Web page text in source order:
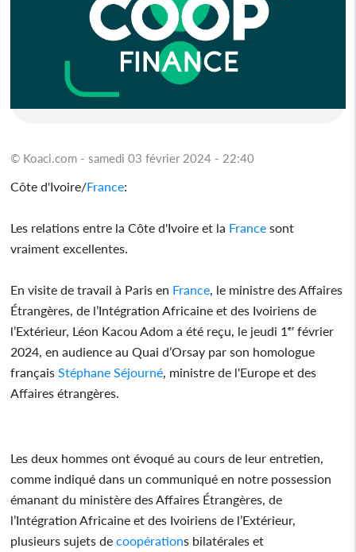
© Koaci.com - samedi 03 février 2024 - 22:40
Côte d'Ivoire/France:
Les relations entre la Côte d'Ivoire et la France sont
vraiment excellentes.
En visite de travail à Paris en France , le ministre des Affaires
Étrangères, de l’Intégration Africaine et des Ivoiriens de
l’Extérieur, Léon Kacou Adom a été reçu, le jeudi 1ᵉʳ février
2024, en audience au Quai d’Orsay par son homologue
français Stéphane Séjourné , ministre de l'Europe et des
Affaires étrangères.
Les deux hommes ont évoqué au cours de leur entretien,
comme indiqué dans un communiqué en notre possession
émanant du ministère des Affaires Étrangères, de
l’Intégration Africaine et des Ivoiriens de l’Extérieur,
plusieurs sujets de coopérations bilatérales et